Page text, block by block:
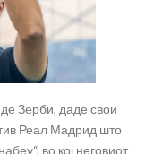
Зерби, даде свои
Реал Мадрид што
во кој неговиот